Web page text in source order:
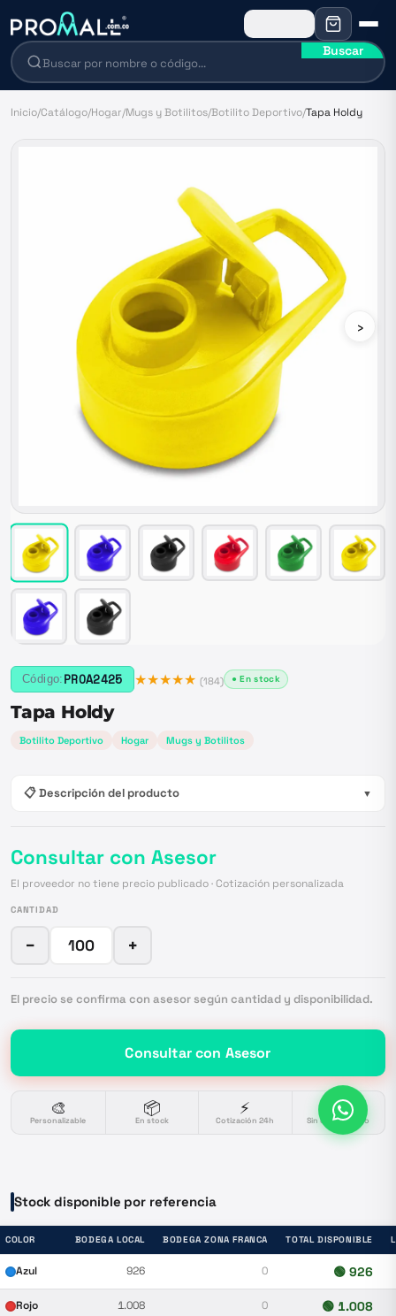
Buscar
Inicio/Catálogo/Hogar/Mugs y Botilitos/Botilito Deportivo/Tapa Holdy
›
Código: PROA2425 ★★★★★ (184) ● En stock
Tapa Holdy
Botilito Deportivo Hogar Mugs y Botilitos
📋 Descripción del producto ▼
Consultar con Asesor
El proveedor no tiene precio publicado · Cotización personalizada
CANTIDAD
− +
El precio se confirma con asesor según cantidad y disponibilidad.
Consultar con Asesor
🎨
Personalizable
📦
En stock
⚡
Cotización 24h
🔒
Sin compromiso
Stock disponible por referencia
COLOR BODEGA LOCAL BODEGA ZONA FRANCA TOTAL DISPONIBLE
Azul 926 0 🟢 926
Rojo 1.008 0 🟢 1.008